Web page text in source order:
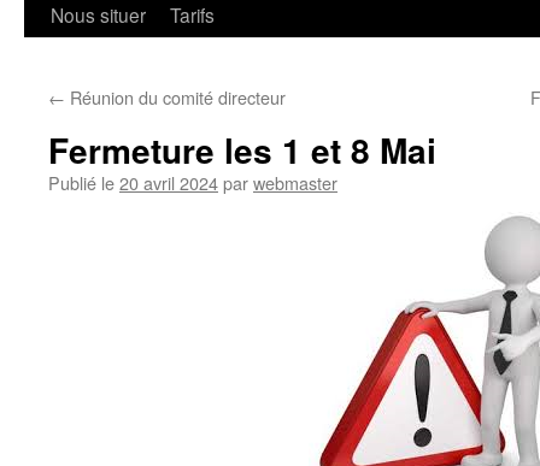
Nous situer
Tarifs
← Réunion du comité directeur
Fermeture les 1 et 8 Mai
Publié le20 avril 2024parwebmaster